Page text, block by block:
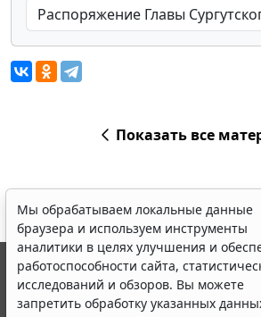
Показать все
Мы обрабатываем локальные данные
браузера и используем инструменты
аналитики в целях улучшения и
работоспособности сайта,
исследований и обзоров. Вы можете
запретить обработку указанных
© ООО "НПП "ГАРАНТ-СЕРВИС", 2026.
выпускается с 1990 года. Компания